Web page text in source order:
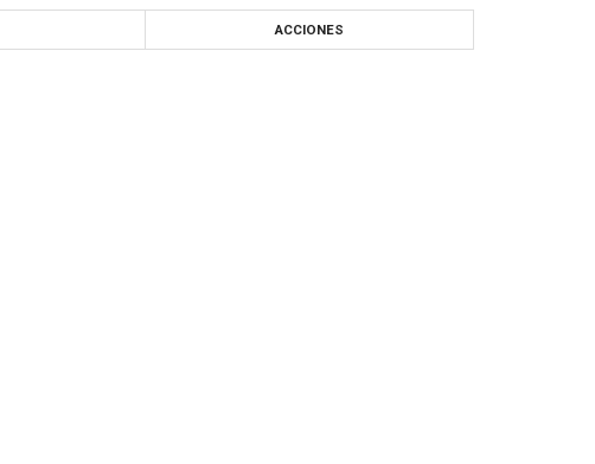
ACCIONES